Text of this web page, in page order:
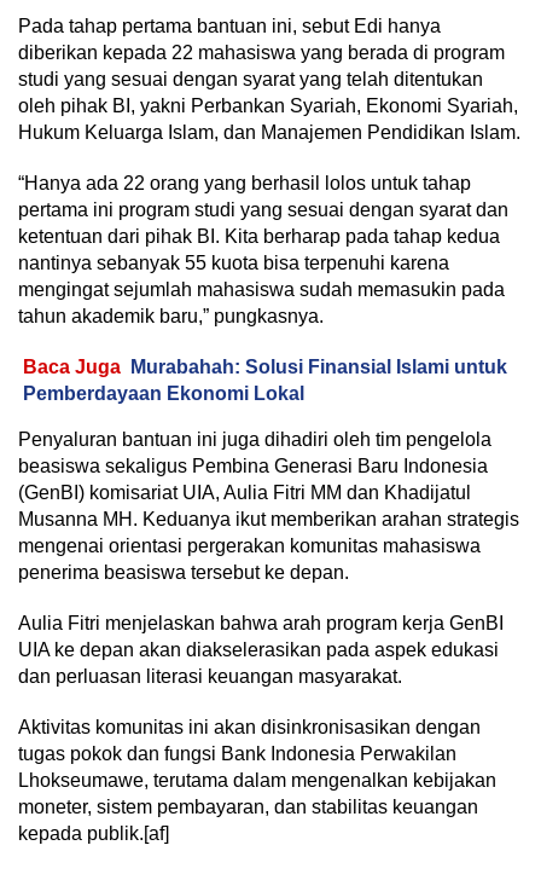
Pada tahap pertama bantuan ini, sebut Edi hanya
diberikan kepada 22 mahasiswa yang berada di program
studi yang sesuai dengan syarat yang telah ditentukan
oleh pihak BI, yakni Perbankan Syariah, Ekonomi Syariah,
Hukum Keluarga Islam, dan Manajemen Pendidikan Islam.
“Hanya ada 22 orang yang berhasil lolos untuk tahap
pertama ini program studi yang sesuai dengan syarat dan
ketentuan dari pihak BI. Kita berharap pada tahap kedua
nantinya sebanyak 55 kuota bisa terpenuhi karena
mengingat sejumlah mahasiswa sudah memasukin pada
tahun akademik baru,” pungkasnya.
Baca Juga
Murabahah: Solusi Finansial Islami untuk
Pemberdayaan Ekonomi Lokal
Penyaluran bantuan ini juga dihadiri oleh tim pengelola
beasiswa sekaligus Pembina Generasi Baru Indonesia
(GenBI) komisariat UIA, Aulia Fitri MM dan Khadijatul
Musanna MH. Keduanya ikut memberikan arahan strategis
mengenai orientasi pergerakan komunitas mahasiswa
penerima beasiswa tersebut ke depan.
Aulia Fitri menjelaskan bahwa arah program kerja GenBI
UIA ke depan akan diakselerasikan pada aspek edukasi
dan perluasan literasi keuangan masyarakat.
Aktivitas komunitas ini akan disinkronisasikan dengan
tugas pokok dan fungsi Bank Indonesia Perwakilan
Lhokseumawe, terutama dalam mengenalkan kebijakan
moneter, sistem pembayaran, dan stabilitas keuangan
kepada publik.[af]